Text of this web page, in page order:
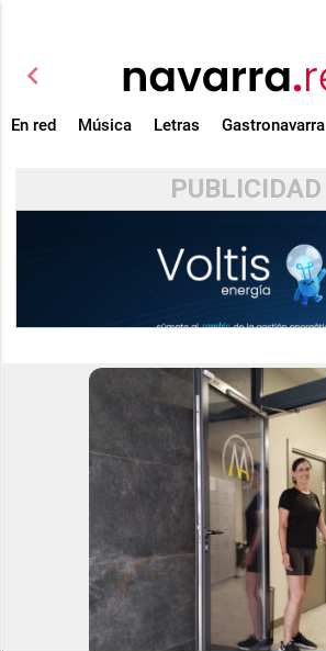
chevron_left
En red Música Letras Gastronavarra
PUBLICIDAD